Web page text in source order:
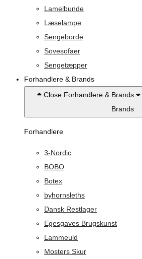
Lamelbunde
Læselampe
Sengeborde
Sovesofaer
Sengetæpper
Forhandlere & Brands
Close Forhandlere & Brands
Brands
Forhandlere
3-Nordic
BOBO
Botex
byhornsleths
Dansk Restlager
Egesgaves Brugskunst
Lammeuld
Mosters Skur